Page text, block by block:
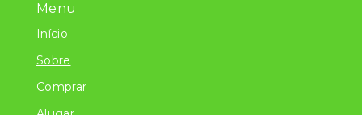
Menu
Início
Sobre
Comprar